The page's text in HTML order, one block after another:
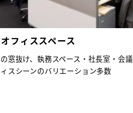
フィススペース
窓抜け、執務スペース・社長室・会議
スシーンのバリエーション多数